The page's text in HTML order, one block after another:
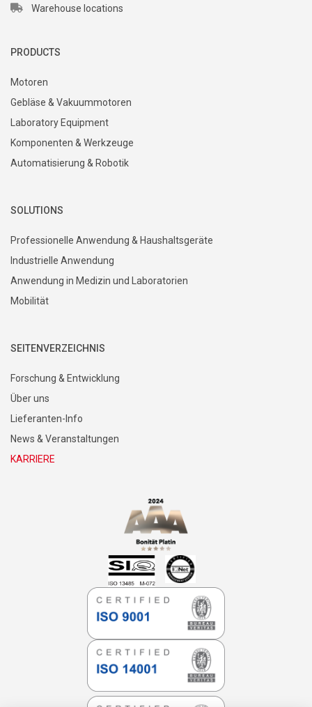
Warehouse locations
PRODUCTS
Motoren
Gebläse & Vakuummotoren
Laboratory Equipment
Komponenten & Werkzeuge
Automatisierung & Robotik
SOLUTIONS
Professionelle Anwendung & Haushaltsgeräte
Industrielle Anwendung
Anwendung in Medizin und Laboratorien
Mobilität
SEITENVERZEICHNIS
Forschung & Entwicklung
Über uns
Lieferanten-Info
News & Veranstaltungen
KARRIERE